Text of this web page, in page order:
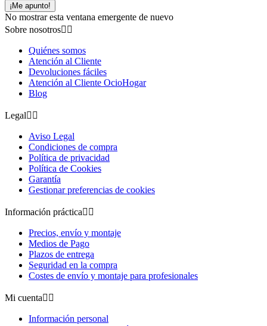
¡Me apunto!
No mostrar esta ventana emergente de nuevo
Sobre nosotros 
Quiénes somos
Atención al Cliente
Devoluciones fáciles
Atención al Cliente OcioHogar
Blog
Legal 
Aviso Legal
Condiciones de compra
Política de privacidad
Política de Cookies
Garantía
Gestionar preferencias de cookies
Información práctica 
Precios, envío y montaje
Medios de Pago
Plazos de entrega
Seguridad en la compra
Costes de envío y montaje para profesionales
Mi cuenta 
Información personal